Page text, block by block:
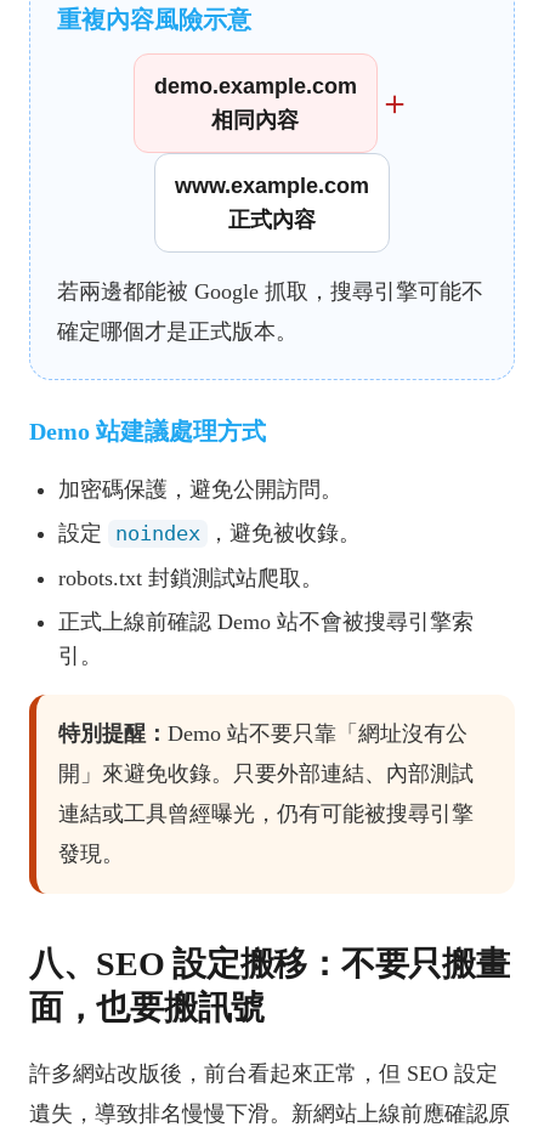
重複內容風險示意
demo.example.com
相同內容
＋
www.example.com
正式內容
若兩邊都能被 Google 抓取，搜尋引擎可能不
確定哪個才是正式版本。
Demo 站建議處理方式
加密碼保護，避免公開訪問。
設定
noindex
，避免被收錄。
robots.txt 封鎖測試站爬取。
正式上線前確認 Demo 站不會被搜尋引擎索
引。
特別提醒： Demo 站不要只靠「網址沒有公
開」來避免收錄。只要外部連結、內部測試
連結或工具曾經曝光，仍有可能被搜尋引擎
發現。
八、SEO 設定搬移：不要只搬畫
面，也要搬訊號
許多網站改版後，前台看起來正常，但 SEO 設定
遺失，導致排名慢慢下滑。新網站上線前應確認原